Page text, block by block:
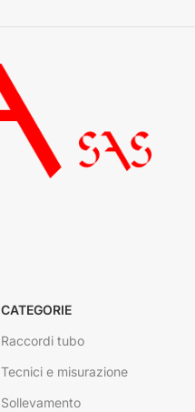
CATEGORIE
Raccordi tubo
Tecnici e misurazione
Sollevamento